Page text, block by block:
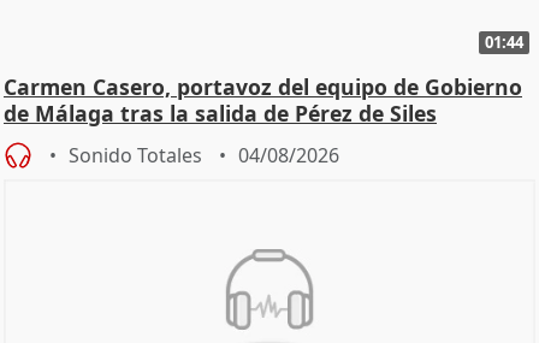
01:44
Carmen Casero, portavoz del equipo de Gobierno
de Málaga tras la salida de Pérez de Siles
Sonido Totales 04/08/2026